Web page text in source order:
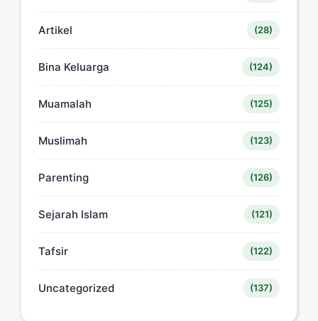
Artikel (28)
Bina Keluarga (124)
Muamalah (125)
Muslimah (123)
Parenting (126)
Sejarah Islam (121)
Tafsir (122)
Uncategorized (137)